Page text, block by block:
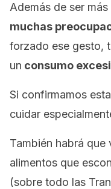
Además de ser
muchas
forzado ese gesto,
un consumo
Si confirmamos
cuidar
También habrá
alimentos que
(sobre todo las